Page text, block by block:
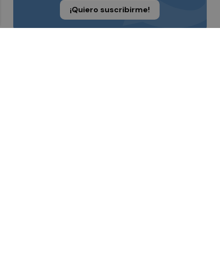
¡Quiero suscribirme!